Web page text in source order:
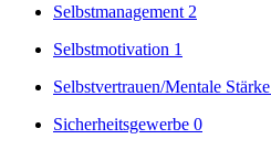
Selbstmanagement 2
Selbstmotivation 1
Selbstvertrauen/Mentale Stärke
Sicherheitsgewerbe 0